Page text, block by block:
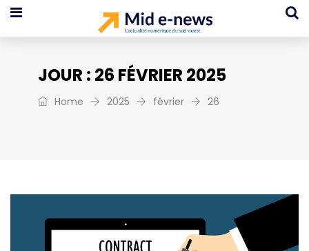
JOUR : 26 FÉVRIER 2025
Home 2025 février 26